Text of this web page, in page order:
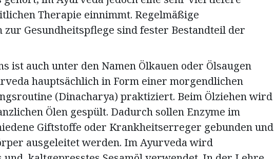
Therapie einnimmt. Regelmäßige
zur Gesundheitspflege sind fester Bestandteil der
ist auch unter den Namen Ölkauen oder Ölsaugen
hauptsächlich in Form einer morgendlichen
(Dinacharya) praktiziert. Beim Ölziehen wird
Ölen gespült. Dadurch sollen Enzyme im
Giftstoffe oder Krankheitserreger gebunden und
ausgeleitet werden. Im Ayurveda wird